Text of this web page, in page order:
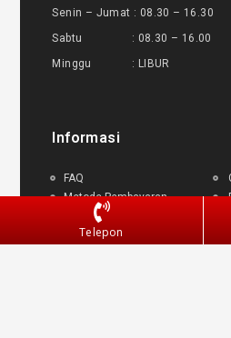
Senin – Jumat : 08.30 – 16.30
Sabtu : 08.30 – 16.00
Minggu : LIBUR
Informasi
FAQ
Metode Pembayaran
Panduan Garansi
Pengembalian Dana
Telepon